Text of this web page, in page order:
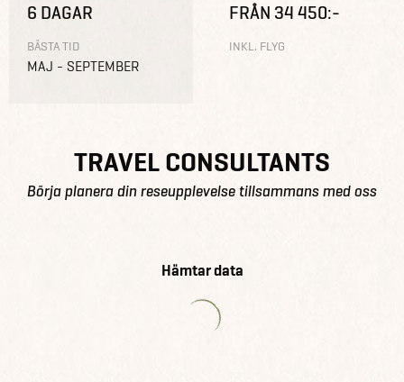
6 DAGAR
BÄSTA TID
MAJ - SEPTEMBER
FRÅN 34 450:-
INKL. FLYG
TRAVEL CONSULTANTS
Börja planera din reseupplevelse tillsammans med oss
Hämtar data